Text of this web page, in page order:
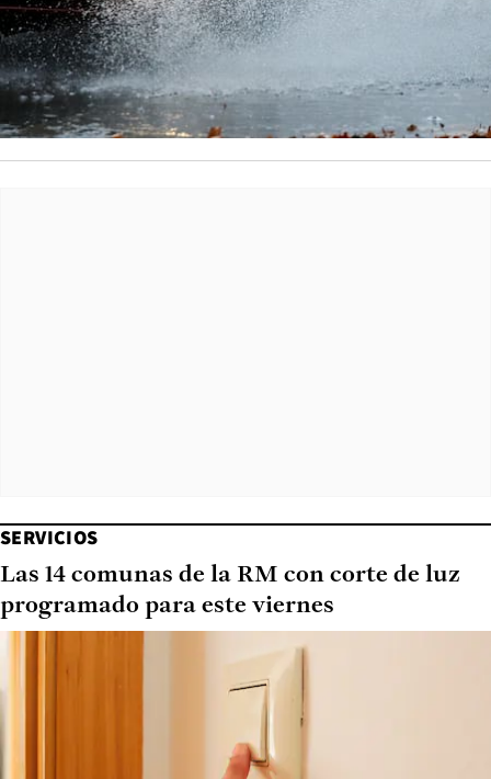
SERVICIOS
Las 14 comunas de la RM con corte de luz
programado para este viernes